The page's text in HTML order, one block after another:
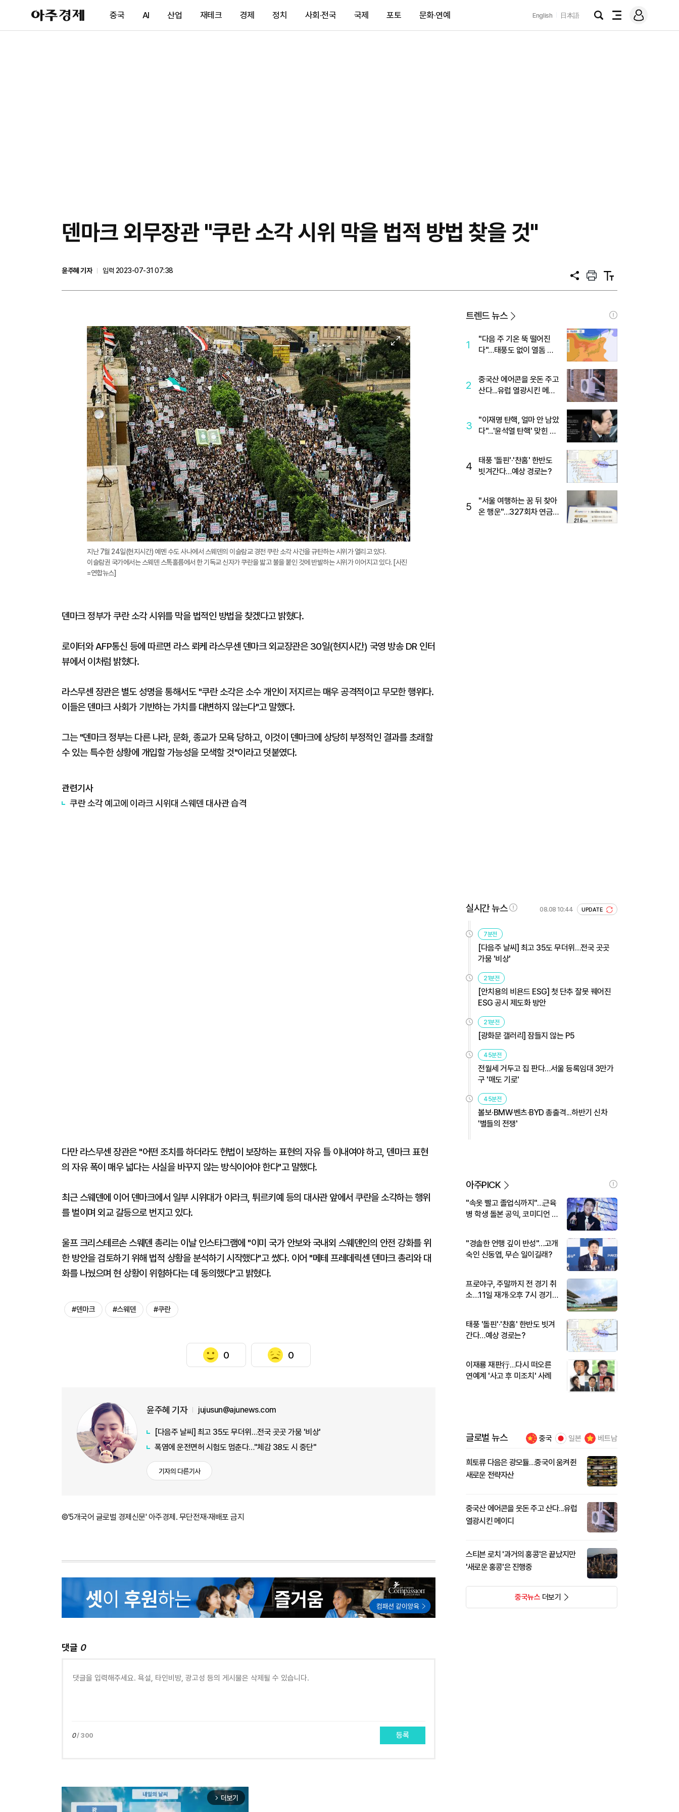
아
주
제
중국 AI 산업 재테크 경제 정치 사회·전국 국제 포토 문화·연예 English 日本語
검
전
메
그
덴마크 외무장관 "쿠란 소각 시위 막을 법적 방법 찾을 것"
윤주혜 기자
입력 2023-07-31 07:38
공
프
트
텍
트
이
미
지
확
대
지난 7월 24일(현지시간) 예멘 수도 사나에서 스웨덴의 이슬람교 경전 쿠란 소각 사건을 규탄하는 시위가 열리고 있다.
이슬람권 국가에서는 스웨덴 스톡홀름에서 한 기독교 신자가 쿠란을 밟고 불을 붙인 것에 반발하는 시위가 이어지고 있다. [사진
=연합뉴스]
덴마크 정부가 쿠란 소각 시위를 막을 법적인 방법을 찾겠다고 밝혔다.
로이터와 AFP통신 등에 따르면 라스 뢰케 라스무센 덴마크 외교장관은 30일(현지시간) 국영 방송 DR 인터
뷰에서 이처럼 밝혔다.
라스무센 장관은 별도 성명을 통해서도 "쿠란 소각은 소수 개인이 저지르는 매우 공격적이고 무모한 행위다.
이들은 덴마크 사회가 기반하는 가치를 대변하지 않는다"고 말했다.
그는 "덴마크 정부는 다른 나라, 문화, 종교가 모욕 당하고, 이것이 덴마크에 상당히 부정적인 결과를 초래할
수 있는 특수한 상황에 개입할 가능성을 모색할 것"이라고 덧붙였다.
관련기사
쿠란 소각 예고에 이라크 시위대 스웨덴 대사관 습격
다만 라스무센 장관은 "어떤 조치를 하더라도 헌법이 보장하는 표현의 자유 틀 이내여야 하고, 덴마크 표현
의 자유 폭이 매우 넓다는 사실을 바꾸지 않는 방식이어야 한다"고 말했다.
최근 스웨덴에 이어 덴마크에서 일부 시위대가 이라크, 튀르키예 등의 대사관 앞에서 쿠란을 소각하는 행위
를 벌이며 외교 갈등으로 번지고 있다.
울프 크리스테르손 스웨덴 총리는 이날 인스타그램에 "이미 국가 안보와 국내외 스웨덴인의 안전 강화를 위
한 방안을 검토하기 위해 법적 상황을 분석하기 시작했다"고 썼다. 이어 "메테 프레데릭센 덴마크 총리와 대
화를 나눴으며 현 상황이 위험하다는 데 동의했다"고 밝혔다.
#덴마크 #스웨덴 #쿠란
0 0
윤주혜 기자 jujusun@ajunews.com
[다음주 날씨] 최고 35도 무더위…전국 곳곳 가뭄 '비상'
폭염에 운전면허 시험도 멈춘다…"체감 38도 시 중단"
기자의 다른기사
©'5개국어 글로벌 경제신문' 아주경제. 무단전재·재배포 금지
댓글 0
0/ 300 등록
arrow_forward_ios 더보기
트렌드 뉴스
1
"다음 주 기온 뚝 떨어진
다"…태풍도 없이 열돔 박
2
중국산 에어콘을 웃돈 주고
산다...유럽 열광시킨 메이
3
"이재명 탄핵, 얼마 안 남았
다"...'윤석열 탄핵' 맞힌 무
4
태풍 '돌핀'·'찬홈' 한반도
빗겨간다…예상 경로는?
5
"서울 여행하는 꿈 뒤 찾아
온 행운"…327회차 연금
실시간 뉴스 08.08 10:44 UPDATE
7분전
[다음주 날씨] 최고 35도 무더위…전국 곳곳
가뭄 '비상'
21분전
[안치용의 비욘드 ESG] 첫 단추 잘못 꿰어진
ESG 공시 제도화 방안
21분전
[광화문 갤러리] 잠들지 않는 P5
45분전
전월세 거두고 집 판다…서울 등록임대 3만가
구 '매도 기로'
45분전
볼보·BMW·벤츠·BYD 총출격...하반기 신차
'별들의 전쟁'
아주PICK
"속옷 빨고 졸업식까지"…근육
병 학생 돌본 공익, 코미디언 김
"경솔한 언행 깊이 반성"…고개
숙인 신동엽, 무슨 일이길래?
프로야구, 주말까지 전 경기 취
소…11일 재개·오후 7시 경기
태풍 '돌핀'·'찬홈' 한반도 빗겨
간다…예상 경로는?
이재룡 재판行…다시 떠오른
연예계 '사고 후 미조치' 사례
글로벌 뉴스 중국 일본 베트남
희토류 다음은 광모듈…중국이 움켜쥔
새로운 전략자산
중국산 에어콘을 웃돈 주고 산다...유럽
열광시킨 메이디
스티븐 로치 '과거의 홍콩'은 끝났지만
'새로운 홍콩'은 진행중
중국뉴스더보기